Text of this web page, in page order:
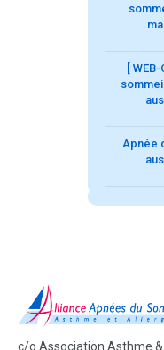
[
Apnée
c/o Association Asthme